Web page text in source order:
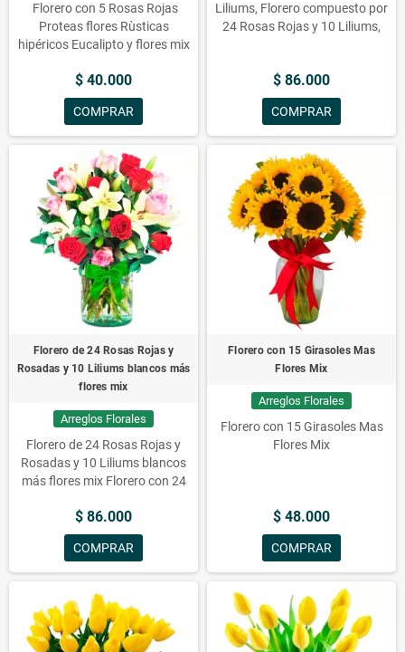
Florero con 5 Rosas Rojas
Proteas flores Rùsticas
hipéricos Eucalipto y flores mix
$ 40.000
COMPRAR
Liliums, Florero compuesto por
24 Rosas Rojas y 10 Liliums,
24 Rosas Rojas y 10 Liliums,
Floreros con Flores, rosas,
flores, florero, 24 rosas, rosas
rojas, Florero con 24 Rosas
Rojas y 10 Liliums,
$ 86.000
COMPRAR
Florero de 24 Rosas Rojas y
Rosadas y 10 Liliums blancos más
flores mix
Arreglos Florales
Florero de 24 Rosas Rojas y
Rosadas y 10 Liliums blancos
más flores mix Florero con 24
blancos y flores mix Un hermoso
arreglo floral con 24 rosas rojas
y rosadas, 10 liliums blancos y
una variedad de flores mix
hermoso florero de 24 rosas
rojas y rosadas, 10 liliums
blancos y una variada mezcla
$ 86.000
COMPRAR
Florero con 15 Girasoles Mas
Flores Mix
Arreglos Florales
Florero con 15 Girasoles Mas
Flores Mix
$ 48.000
COMPRAR